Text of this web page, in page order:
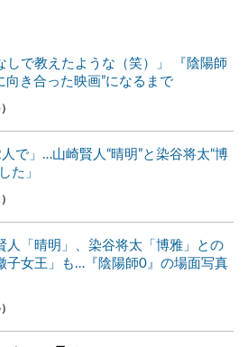
しで教えたような（笑）」 『陰陽師
向き合った映画”になるまで
で」…山崎賢人“晴明”と染谷将太“博
た」
人「晴明」、染谷将太「博雅」との
子女王」も…『陰陽師0』の場面写真